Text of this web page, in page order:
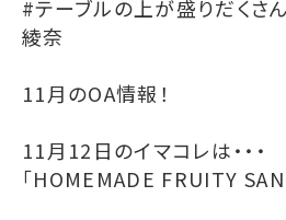
#テーブルの上が盛りだく
綾奈
11月のOA情報！
11月12日のイマコレは・・・
「HOMEMADE FRUITY